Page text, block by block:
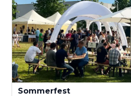
Sommerfest